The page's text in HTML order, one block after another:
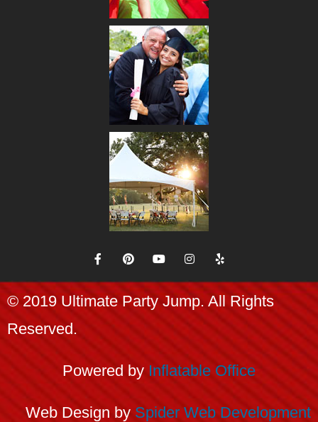
© 2019 Ultimate Party Jump. All Rights
Reserved.
Powered by Inflatable Office
Web Design by Spider Web Development